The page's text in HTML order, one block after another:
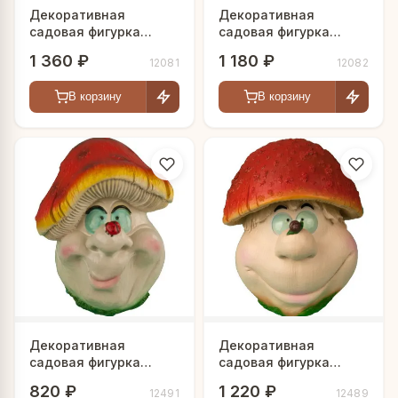
Декоративная
садовая фигурка
мухомор"
1 360 ₽ 12081
В корзину
Декоративная
садовая фигурка
коровкой"
1 180 ₽ 12082
В корзину
Декоративная
садовая фигурка
820 ₽ 12491
Декоративная
садовая фигурка
1 220 ₽ 12489